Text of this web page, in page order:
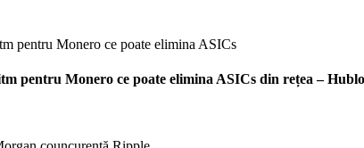
pentru Monero ce poate elimina ASICs din rețea –